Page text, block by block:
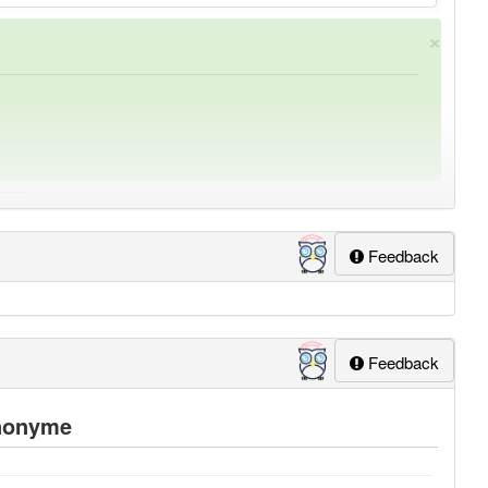
×
aber mit einem anderen
Feedback
Feedback